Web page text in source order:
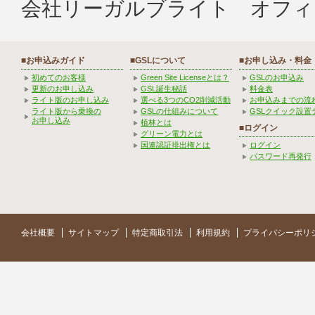
会社リーガルブライト オフ
■お申込みガイド
初めてのお客様
更新のお申し込み
ライト版のお申し込み
ライト版から乗換の
お申し込み
■GSLについて
Green Site Licenseとは？
GSL誕生秘話
選べる3つのCO2削減活動
GSLの仕組みについて
植林とは
グリーン電力とは
国連認証排出権とは
■お申し込み・料金
GSLのお申込み
料金表
お申込みまでの流
GSLクイック設置
■ログイン
ログイン
パスワード再発行
会社概要 サイトマップ 特定商取引法 利用規約 プライバシーポリ